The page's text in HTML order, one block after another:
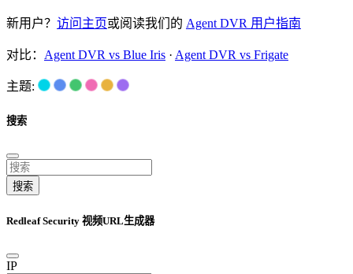
新用户？ 访问主页或阅读我们的 Agent DVR 用户指南
对比： Agent DVR vs Blue Iris · Agent DVR vs Frigate
主题:
搜索
搜索
Redleaf Security 视频URL生成器
IP